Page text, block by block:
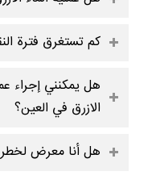
كم تستغرق فترة
هل يمكنني إجراء
الازرق في العين؟
هل أنا معرض لخطر